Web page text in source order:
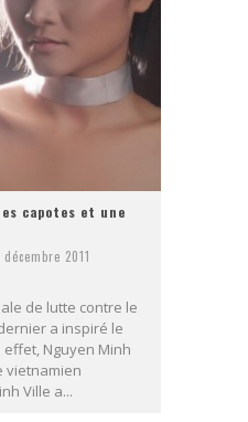
capotes et une
décembre 2011
de lutte contre le
a inspiré le
effet, Nguyen Minh
vietnamien
Ville a...